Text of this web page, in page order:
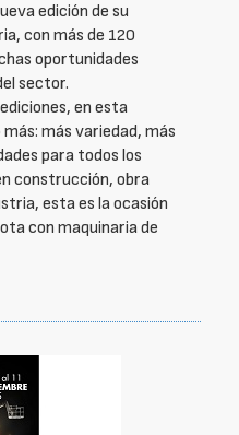
edición de su
con más de 120
oportunidades
sector.
en esta
más variedad, más
para todos los
construcción, obra
esta es la ocasión
con maquinaria de